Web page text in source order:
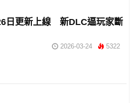
日更新上線 新DLC逼玩家斷
2026-03-24 5322